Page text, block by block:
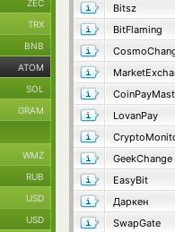
Bitsz
BitFlaming
LovanPay
GeekChange
EasyBit
Даркен
SwapGate
ZEC
TRX
BNB
ATOM
SOL
GRAM
WMZ
RUB
USD
USD